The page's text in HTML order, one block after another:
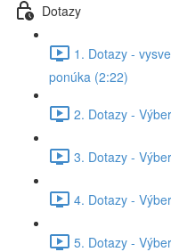
Dotazy
1. Dotazy -
ponúka (2:22)
2. Dotazy -
3. Dotazy -
4. Dotazy -
5. Dotazy -